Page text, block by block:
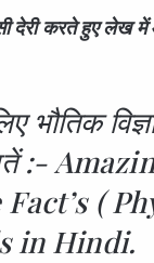
देरी करते हुए लेख
भौतिक
:-
(
in Hindi.